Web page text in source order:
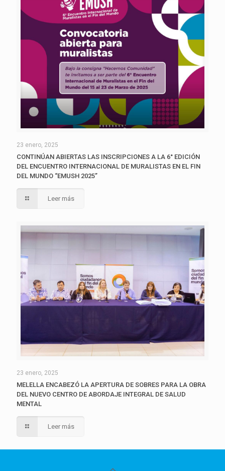
23 enero, 2025
CONTINÚAN ABIERTAS LAS INSCRIPCIONES A LA 6° EDICIÓN
DEL ENCUENTRO INTERNACIONAL DE MURALISTAS EN EL FIN
DEL MUNDO “EMUSH 2025”
Leer más
23 enero, 2025
MELELLA ENCABEZÓ LA APERTURA DE SOBRES PARA LA OBRA
DEL NUEVO CENTRO DE ABORDAJE INTEGRAL DE SALUD
MENTAL
Leer más